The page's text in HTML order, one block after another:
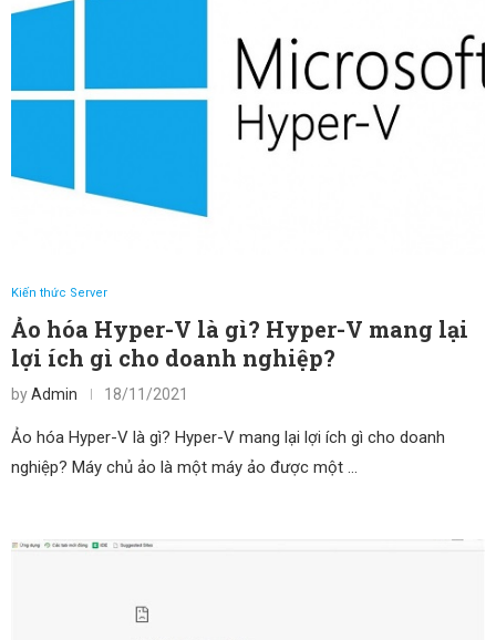
Kiến thức Server
Ảo hóa Hyper-V là gì? Hyper-V mang lại
lợi ích gì cho doanh nghiệp?
byAdmin 18/11/2021
Ảo hóa Hyper-V là gì? Hyper-V mang lại lợi ích gì cho doanh
nghiệp? Máy chủ ảo là một máy ảo được một …